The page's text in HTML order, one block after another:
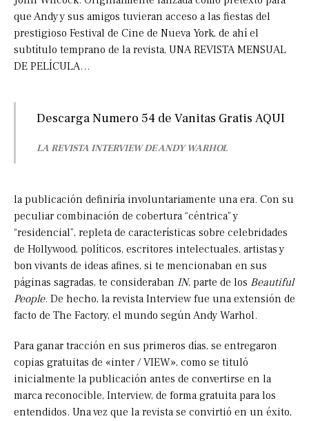
que Andy y sus amigos tuvieran acceso a las fiestas del
prestigioso Festival de Cine de Nueva York, de ahí el
subtítulo temprano de la revista, UNA REVISTA MENSUAL
DE PELÍCULA…
Descarga Numero 54 de Vanitas Gratis AQUI
LA REVISTA INTERVIEW DE ANDY WARHOL
la publicación definiría involuntariamente una era. Con su
peculiar combinación de cobertura “céntrica” y
“residencial”, repleta de características sobre celebridades
de Hollywood, políticos, escritores intelectuales, artistas y
bon vivants de ideas afines, si te mencionaban en sus
páginas sagradas, te consideraban IN, parte de los Beautiful
People. De hecho, la revista Interview fue una extensión de
facto de The Factory, el mundo según Andy Warhol.
Para ganar tracción en sus primeros días, se entregaron
copias gratuitas de «inter / VIEW», como se tituló
inicialmente la publicación antes de convertirse en la
marca reconocible, Interview, de forma gratuita para los
entendidos. Una vez que la revista se convirtió en un éxito,